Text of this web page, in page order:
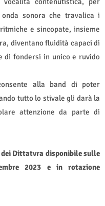
sonora che travalica i
e sincopate, insieme
diventano fluidità capaci di
di fondersi in unico e ruvido
alla band di poter
tutto lo stivale gli darà la
attenzione da parte di
Dittatvra disponibile sulle
2023 e in rotazione